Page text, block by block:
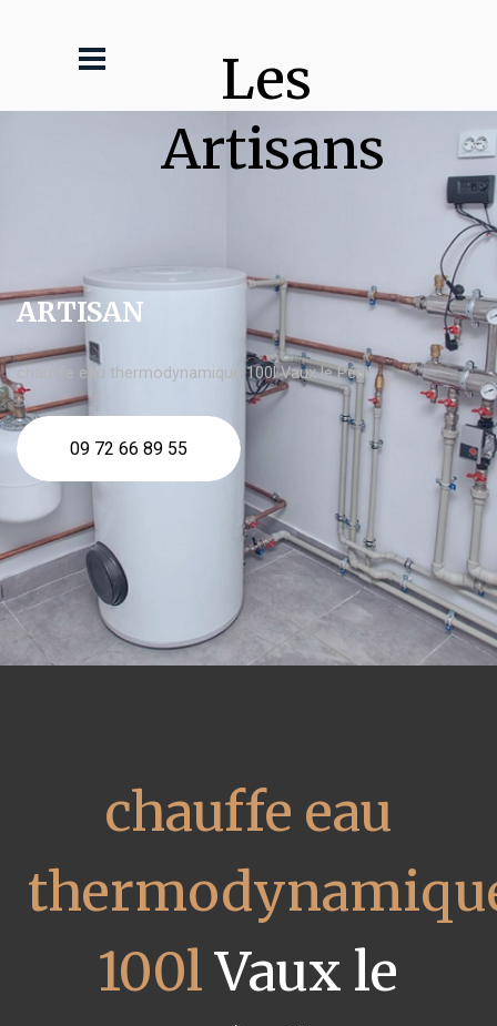
Les
Artisans
ARTISAN
chauffe eau thermodynamique 100l Vaux le Pénil
09 72 66 89 55
chauffe eau
100lVaux le